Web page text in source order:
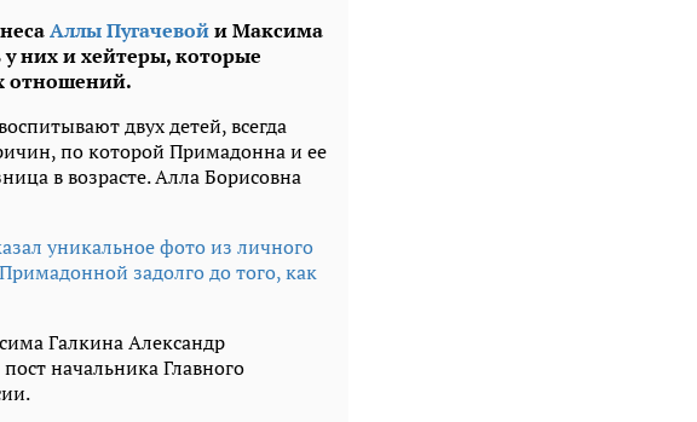
Аллы Пугачевойи Максима
них и хейтеры, которые
отношений.
двух детей, всегда
по которой Примадонна и ее
в возрасте. Алла Борисовна
уникальное фото из личного
задолго до того, как
Галкина Александр
начальника Главного